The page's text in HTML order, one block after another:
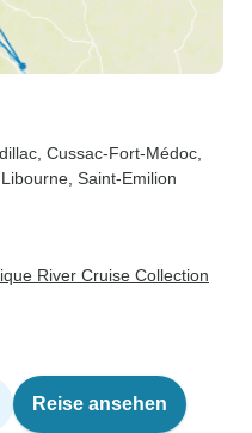
, Cussac-Fort-Médoc
, Libourne , Saint-Emilion
River Cruise Collection
Reise ansehen